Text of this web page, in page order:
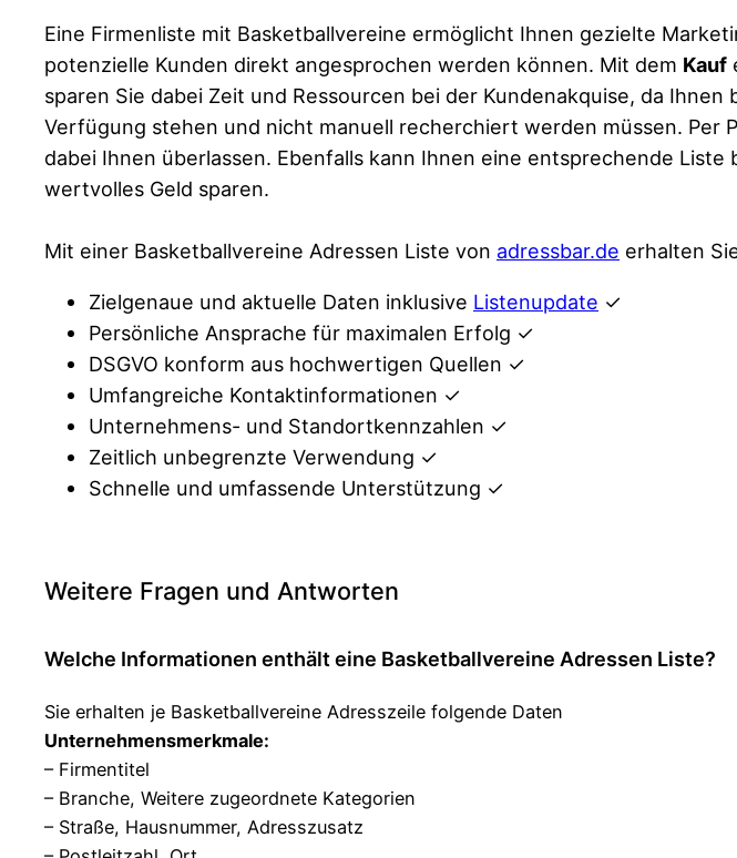
Eine Firmenliste mit Basketballvereine ermöglicht Ihnen gezielte
potenzielle Kunden direkt angesprochen werden können. Mit dem Kauf
sparen Sie dabei Zeit und Ressourcen bei der Kundenakquise, da
Verfügung stehen und nicht manuell recherchiert werden müssen. Per
dabei Ihnen überlassen. Ebenfalls kann Ihnen eine entsprechende
wertvolles Geld sparen.
Mit einer Basketballvereine Adressen Liste von adressbar.de erhalten
Zielgenaue und aktuelle Daten inklusive Listenupdate ✓
Persönliche Ansprache für maximalen Erfolg ✓
DSGVO konform aus hochwertigen Quellen ✓
Umfangreiche Kontaktinformationen ✓
Unternehmens- und Standortkennzahlen ✓
Zeitlich unbegrenzte Verwendung ✓
Schnelle und umfassende Unterstützung ✓
Weitere Fragen und Antworten
Welche Informationen enthält eine Basketballvereine Adressen Liste?
Sie erhalten je Basketballvereine Adresszeile folgende Daten
Unternehmensmerkmale:
– Firmentitel
– Branche, Weitere zugeordnete Kategorien
– Straße, Hausnummer, Adresszusatz